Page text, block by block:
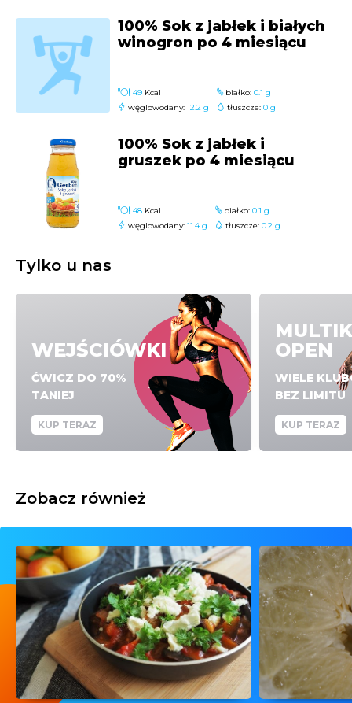
100% Sok z jabłek i białych
winogron po 4 miesiącu
49 Kcal
węglowodany: 12.2 g
białko: 0.1 g
tłuszcze: 0 g
100% Sok z jabłek i
gruszek po 4 miesiącu
48 Kcal
węglowodany: 11.4 g
białko: 0.1 g
tłuszcze: 0.2 g
Tylko u nas
WEJŚCIÓWKI
ĆWICZ DO 70%
TANIEJ
KUP TERAZ
OPEN
WIELE
BEZ LIMITU
KUP TERAZ
Zobacz również